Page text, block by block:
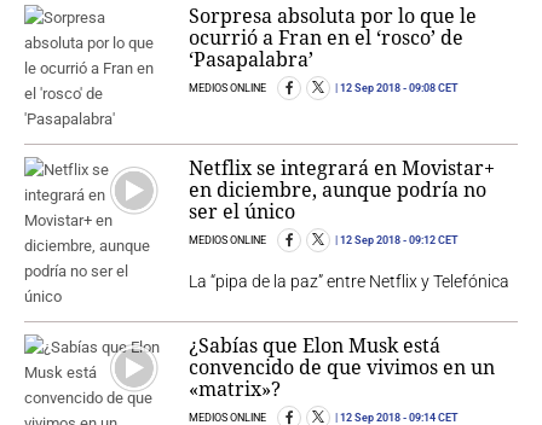
Sorpresa absoluta por lo que le
ocurrió a Fran en el ‘rosco’ de
‘Pasapalabra’
MEDIOS ONLINE 12 Sep 2018 - 09:08 CET
Netflix se integrará en Movistar+
en diciembre, aunque podría no
ser el único
MEDIOS ONLINE 12 Sep 2018 - 09:12 CET
La “pipa de la paz” entre Netflix y Telefónica
¿Sabías que Elon Musk está
convencido de que vivimos en un
«matrix»?
MEDIOS ONLINE 12 Sep 2018 - 09:14 CET